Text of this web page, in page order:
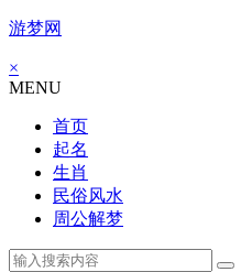
游梦网
×
MENU
首页
起名
生肖
民俗风水
周公解梦